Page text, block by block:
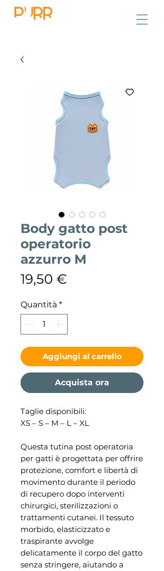
Body gatto post
operatorio
azzurro M
19,50 €
Quantità *
Aggiungi al carrello
Acquista ora
Taglie disponibili:
XS – S – M – L – XL
Questa tutina post operatoria
per gatti è progettata per offrire
protezione, comfort e libertà di
movimento durante il periodo
di recupero dopo interventi
chirurgici, sterilizzazioni o
trattamenti cutanei. Il tessuto
morbido, elasticizzato e
traspirante avvolge
delicatamente il corpo del gatto
senza stringere, aiutando a